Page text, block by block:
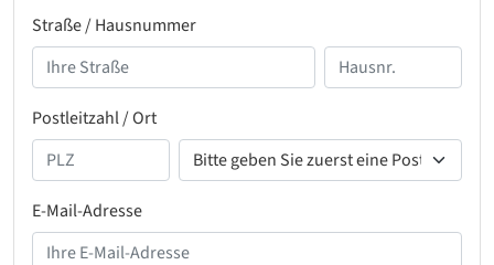
Straße / Hausnummer
Postleitzahl / Ort
E-Mail-Adresse